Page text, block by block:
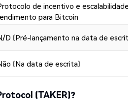
de incentivo e escalabilidade
para Bitcoin
D (Pré-lançamento na data de escrita)
(Na data de escrita)
(TAKER)?